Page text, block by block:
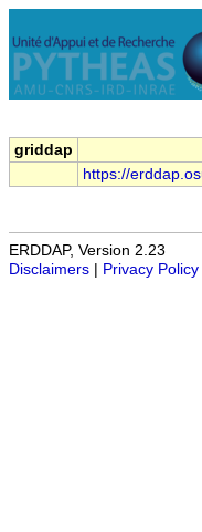
griddap
https://
ERDDAP, Version 2.23
Disclaimers | Privacy Policy